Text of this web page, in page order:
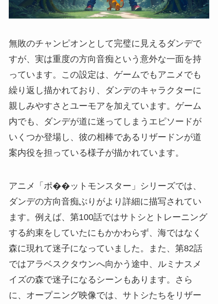
無敗のチャンピオンとして完璧に見えるダンデで
すが、実は重度の方向音痴という意外な一面を持
っています。この設定は、ゲームでもアニメでも
繰り返し描かれており、ダンデのキャラクターに
親しみやすさとユーモアを加えています。ゲーム
内でも、ダンデが道に迷ってしまうエピソードが
いくつか登場し、彼の相棒であるリザードンが道
案内役を担っている様子が描かれています。
アニメ「ポ��ットモンスター」シリーズでは、
ダンデの方向音痴ぶりがより詳細に描写されてい
ます。例えば、第100話ではサトシとトレーニング
する約束をしていたにもかかわらず、海ではなく
森に現れて迷子になっていました。また、第82話
ではアラベスクタウンへ向かう途中、ルミナスメ
イズの森で迷子になるシーンもあります。さら
に、オープニング映像では、サトシたちをリザー